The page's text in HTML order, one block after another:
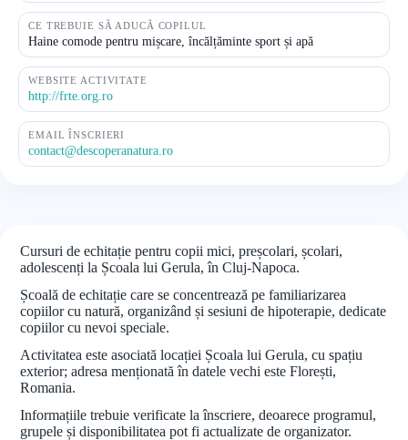
CE TREBUIE SĂ ADUCĂ COPILUL
Haine comode pentru mișcare, încălțăminte sport și apă
WEBSITE ACTIVITATE
http://frte.org.ro
EMAIL ÎNSCRIERI
contact@descoperanatura.ro
Cursuri de echitație pentru copii mici, preșcolari, școlari,
adolescenți la Școala lui Gerula, în Cluj-Napoca.
Școală de echitație care se concentrează pe familiarizarea
copiilor cu natură, organizând și sesiuni de hipoterapie, dedicate
copiilor cu nevoi speciale.
Activitatea este asociată locației Școala lui Gerula, cu spațiu
exterior; adresa menționată în datele vechi este Florești,
Romania.
Informațiile trebuie verificate la înscriere, deoarece programul,
grupele și disponibilitatea pot fi actualizate de organizator.